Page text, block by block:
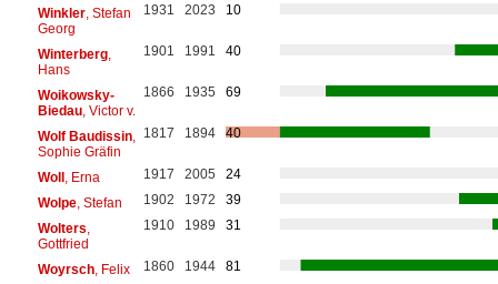
Winkler, Stefan
Georg
1931 2023 10
Winterberg,
Hans
1901 1991 40
Woikowsky-
Biedau, Victor v.
1866 1935 69
Wolf Baudissin,
Sophie Gräfin
1817 1894 40
Woll, Erna 1917 2005
24
Wolpe, Stefan 1902 1972
39
Wolters
Gottfried
1910 1989 31
Woyrsch, Felix 1860 1944
81